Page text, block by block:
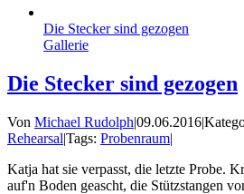
Die Stecker sind gezogen
Gallerie
Die Stecker sind gezogen
Von Michael Rudolph|09.06.2016|
Rehearsal|Tags: Probenraum|
Katja hat sie verpasst, die letzte Probe.
auf'n Boden geascht, die Stützstangen